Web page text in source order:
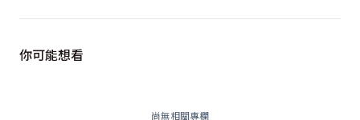
你可能想看
尚無相關專欄